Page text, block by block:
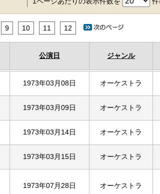
9 10 11 12
公演日 ジャンル
1973年03月08日 オーケストラ
1973年03月09日 オーケストラ
1973年03月14日 オーケストラ
1973年03月15日 オーケストラ
1973年07月28日 オーケストラ